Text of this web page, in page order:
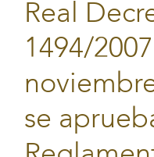
Real
1494/
se